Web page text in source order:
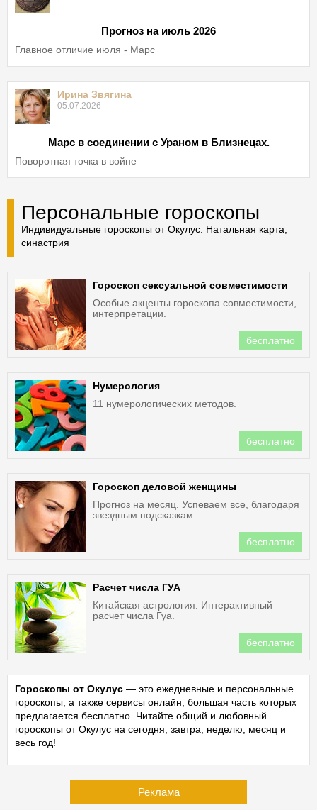
Прогноз на июль 2026
Главное отличие июля - Марс
Ирина Звягина
05.07.2026
Марс в соединении с Ураном в Близнецах.
Поворотная точка в войне
Персональные гороскопы
Индивидуальные гороскопы от Окулус. Натальная карта,
синастрия
Гороскоп сексуальной совместимости
Особые акценты гороскопа совместимости,
интерпретации.
бесплатно
Нумерология
11 нумерологических методов.
бесплатно
Гороскоп деловой женщины
Прогноз на месяц. Успеваем все, благодаря
звездным подсказкам.
бесплатно
Расчет числа ГУА
Китайская астрология. Интерактивный
расчет числа Гуа.
бесплатно
Гороскопы от Окулус — это ежедневные и персональные
гороскопы, а также сервисы онлайн, большая часть которых
предлагается бесплатно. Читайте общий и любовный
гороскопы от Окулус на сегодня, завтра, неделю, месяц и
весь год!
Реклама